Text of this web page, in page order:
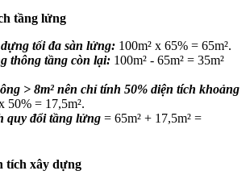
tầng lửng
tối đa sàn lửng: 100m² x 65% = 65m².
thông tầng còn lại: 100m² - 65m² = 35m²
> 8m² nên chỉ tính 50% diện tích khoảng
50% = 17,5m².
quy đổi tầng lửng = 65m² + 17,5m² =
tích xây dựng